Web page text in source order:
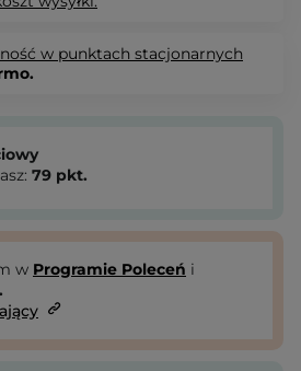
w punktach stacjonarnych
79 pkt.
w Programie Poleceń i